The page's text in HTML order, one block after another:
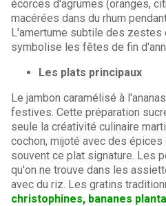
écorces d'agrumes (oranges,
macérées dans du rhum
L'amertume subtile des zestes
symbolise les fêtes de fin
Les plats principaux
Le jambon caramélisé à
festives. Cette préparation
seule la créativité culinaire
cochon, mijoté avec des épices
souvent ce plat signature. Les
qu'on ne trouve dans les
avec du riz. Les gratins
christophines, bananes